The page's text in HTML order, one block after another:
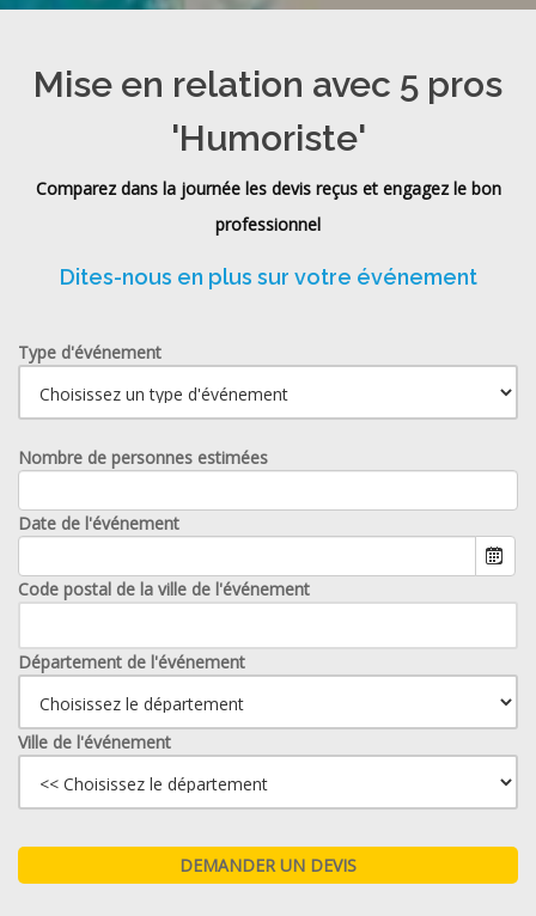
Mise en relation avec 5 pros
'Humoriste'
Comparez dans la journée les devis reçus et engagez le bon
professionnel
Dites-nous en plus sur votre événement
Type d'événement
Nombre de personnes estimées
Date de l'événement
Code postal de la ville de l'événement
Département de l'événement
Ville de l'événement